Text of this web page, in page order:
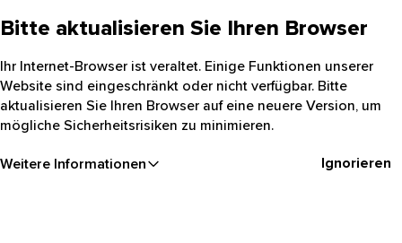
Bitte aktualisieren Sie Ihren Browser
Ihr Internet-Browser ist veraltet. Einige Funktionen unserer
Website sind eingeschränkt oder nicht verfügbar. Bitte
aktualisieren Sie Ihren Browser auf eine neuere Version, um
mögliche Sicherheitsrisiken zu minimieren.
Weitere Informationen Ignorieren